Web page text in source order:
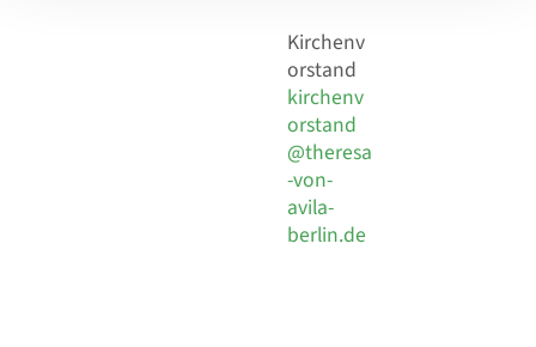
Kirchenv
orstand
kirchenv
orstand
@theresa
-von-
avila-
berlin.de